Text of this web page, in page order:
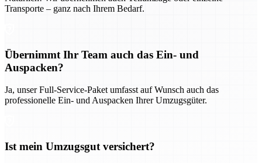
Transporte – ganz nach Ihrem Bedarf.
Übernimmt Ihr Team auch das Ein- und
Auspacken?
Ja, unser Full-Service-Paket umfasst auf Wunsch auch das
professionelle Ein- und Auspacken Ihrer Umzugsgüter.
Ist mein Umzugsgut versichert?